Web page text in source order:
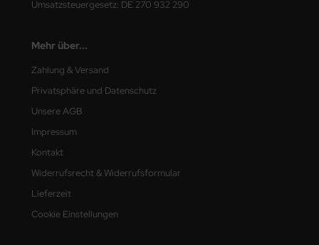
Umsatzsteuergesetz: DE 270 932 290
Mehr über...
Zahlung & Versand
Privatsphäre und Datenschutz
Unsere AGB
Impressum
Kontakt
Widerrufsrecht & Widerrufsformular
Lieferzeit
Cookie Einstellungen